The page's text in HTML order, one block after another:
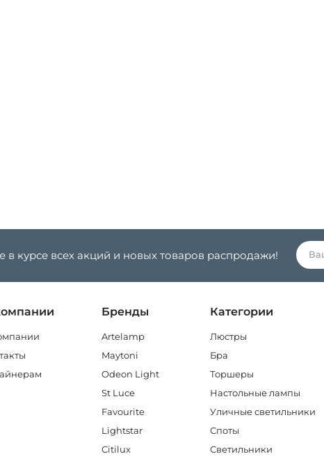
в курсе всех акций и новых товаров распродажи!
Бренды
Artelamp
Maytoni
Odeon Light
St Luce
Favourite
Lightstar
Citilux
Категории
Люстры
Бра
Торшеры
Настольные лампы
Уличные светильники
Споты
Светильники